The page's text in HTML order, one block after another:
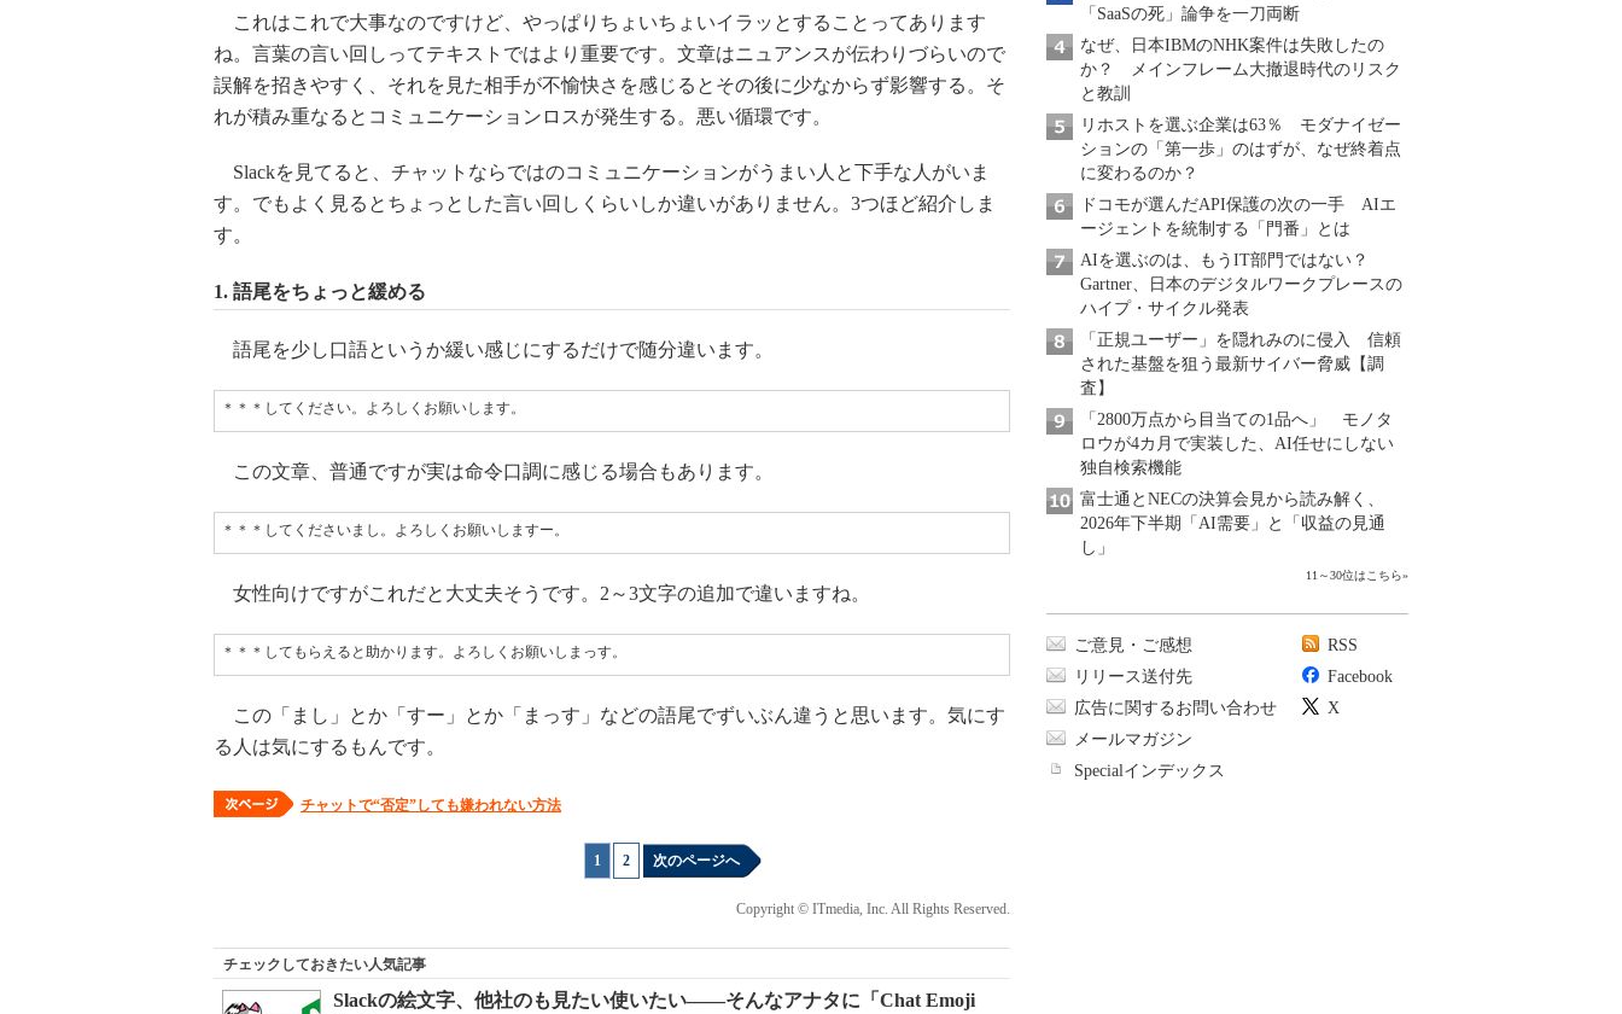
これはこれで大事なのですけど、やっぱりちょいちょいイラッとすることってあります
ね。言葉の言い回しってテキストではより重要です。文章はニュアンスが伝わりづらいので
誤解を招きやすく、それを見た相手が不愉快さを感じるとその後に少なからず影響する。そ
れが積み重なるとコミュニケーションロスが発生する。悪い循環です。
Slackを見てると、チャットならではのコミュニケーションがうまい人と下手な人がいま
す。でもよく見るとちょっとした言い回しくらいしか違いがありません。3つほど紹介しま
す。
1. 語尾をちょっと緩める
語尾を少し口語というか緩い感じにするだけで随分違います。
＊＊＊してください。よろしくお願いします。
この文章、普通ですが実は命令口調に感じる場合もあります。
＊＊＊してくださいまし。よろしくお願いしますー。
女性向けですがこれだと大丈夫そうです。2～3文字の追加で違いますね。
＊＊＊してもらえると助かります。よろしくお願いしまっす。
この「まし」とか「すー」とか「まっす」などの語尾でずいぶん違うと思います。気にす
る人は気にするもんです。
チャットで“否定”しても嫌われない方法
1 2 次のページへ
Copyright © ITmedia, Inc. All Rights Reserved.
チェックしておきたい人気記事
Slackの絵文字、他社のも見たい使いたい――そんなアナタに「Chat Emoji
「SaaSの死」論争を一刀両断
なぜ、日本IBMのNHK案件は失敗したの
か？ メインフレーム大撤退時代のリスク
と教訓
リホストを選ぶ企業は63％ モダナイゼー
ションの「第一歩」のはずが、なぜ終着点
に変わるのか？
ドコモが選んだAPI保護の次の一手 AIエ
ージェントを統制する「門番」とは
AIを選ぶのは、もうIT部門ではない？
Gartner、日本のデジタルワークプレースの
ハイプ・サイクル発表
「正規ユーザー」を隠れみのに侵入 信頼
された基盤を狙う最新サイバー脅威【調
査】
「2800万点から目当ての1品へ」 モノタ
ロウが4カ月で実装した、AI任せにしない
独自検索機能
富士通とNECの決算会見から読み解く、
2026年下半期「AI需要」と「収益の見通
し」
11～30位はこちら»
ご意見・ご感想
リリース送付先
広告に関するお問い合わせ
メールマガジン
Specialインデックス
RSS
Facebook
X